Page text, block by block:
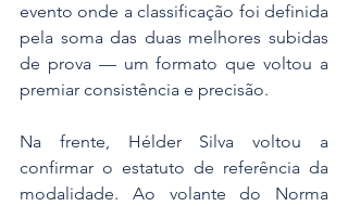
evento onde a classificação foi definida
pela soma das duas melhores subidas
de prova — um formato que voltou a
premiar consistência e precisão.
Na frente, Hélder Silva voltou a
confirmar o estatuto de referência da
modalidade. Ao volante do Norma